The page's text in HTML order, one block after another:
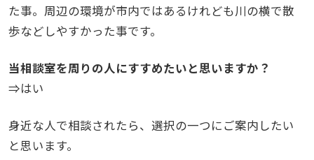
た事。周辺の環境が市内ではあるけれども川の横で散
歩などしやすかった事です。
当相談室を周りの人にすすめたいと思いますか？
⇒はい
身近な人で相談されたら、選択の一つにご案内したい
と思います。